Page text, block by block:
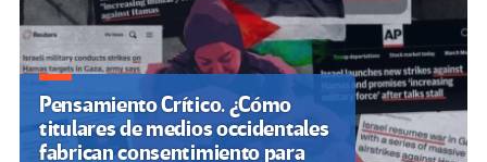
Pensamiento Crítico. ¿Cómo
titulares de medios occidentales
fabrican consentimiento para